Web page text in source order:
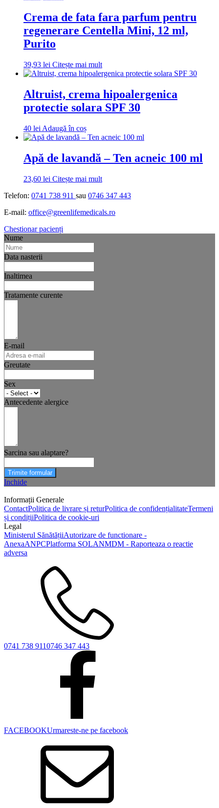
Crema de fata fara parfum pentru
regenerare Centella Mini, 12 ml,
Purito
39,93 lei Citește mai mult
Altruist, crema hipoalergenica
protectie solara SPF 30
40 lei Adaugă în coș
Apă de lavandă – Ten acneic 100 ml
23,60 lei Citește mai mult
Telefon: 0741 738 911 sau 0746 347 443
E-mail: office@greenlifemedicals.ro
Chestionar pacienți
Nume
Data nasterii
Inaltimea
Tratamente curente
E-mail
Greutate
Sex
Antecedente alergice
Sarcina sau alaptare?
Trimite formular
Inchide
Informații Generale
ContactPolitica de livrare și returPolitica de confidențialitateTermeni
și condițiiPolitica de cookie-uri
Legal
Ministerul SănătățiiAutorizare de functionare -
AnexaANPCPlatforma SOLANMDM - Raporteaza o reactie
adversa
0741 738 9110746 347 443
FACEBOOKUrmareste-ne pe facebook